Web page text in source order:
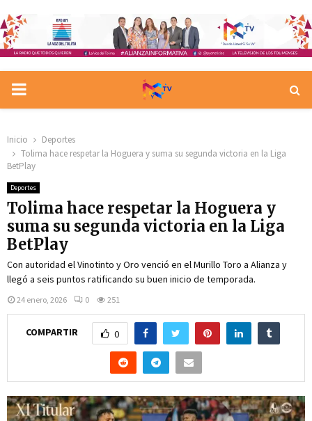
PRIMARY
Inicio
Deportes
Tolima hace respetar la Hoguera y suma su segunda victoria en la Liga
BetPlay
Deportes
Tolima hace respetar la Hoguera y
suma su segunda victoria en la Liga
BetPlay
Con autoridad el Vinotinto y Oro venció en el Murillo Toro a Alianza y
llegó a seis puntos ratificando su buen inicio de temporada.
24 enero, 2026 0 251
COMPARTIR 0